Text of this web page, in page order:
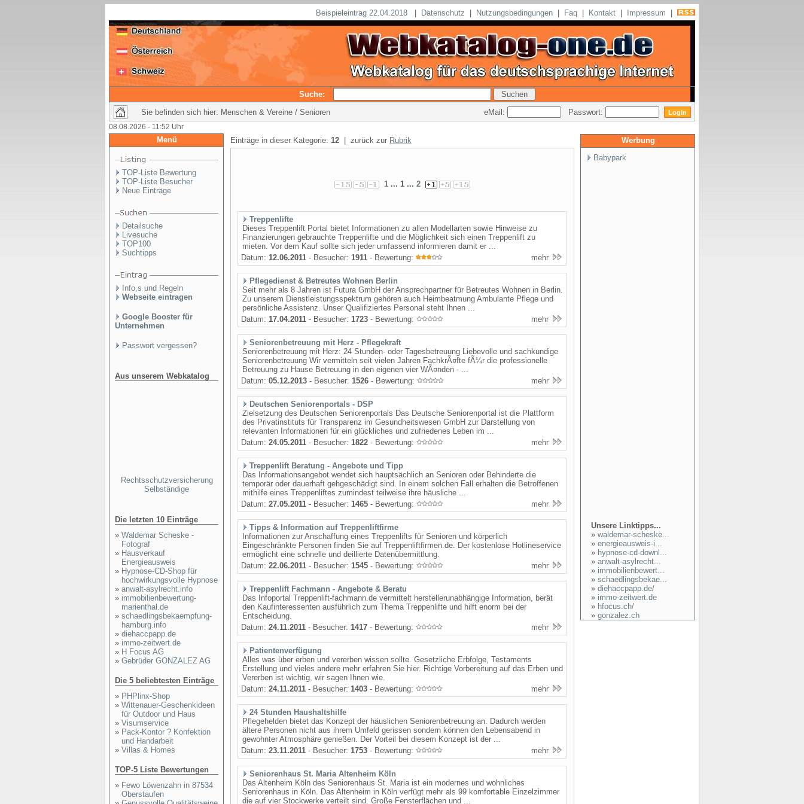
Beispieleintrag 22.04.2018 Datenschutz Nutzungsbedingungen Faq Kontakt Impressum
Suche:
Sie befinden sich hier: Menschen & Vereine / Senioren
eMail: Passwort:
08.08.2026 - 11:52 Uhr
Menü
TOP-Liste Bewertung
TOP-Liste Besucher
Neue Einträge
Detailsuche
Livesuche
TOP100
Suchtipps
Info,s und Regeln
Webseite eintragen
Google Booster für
Unternehmen
Passwort vergessen?
Aus unserem Webkatalog
Rechtsschutzversicherung
Selbständige
Die letzten 10 Einträge
» Waldemar Scheske -
Fotograf
» Hausverkauf
Energieausweis
» Hypnose-CD-Shop für
hochwirkungsvolle Hypnose
» anwalt-asylrecht.info
» immobilienbewertung-
marienthal.de
» schaedlingsbekaempfung-
hamburg.info
» diehaccpapp.de
» immo-zeitwert.de
» H Focus AG
» Gebrüder GONZALEZ AG
Die 5 beliebtesten Einträge
» PHPlinx-Shop
» Wittenauer-Geschenkideen
für Outdoor und Haus
» Visumservice
» Pack-Kontor ? Konfektion
und Handarbeit
» Villas & Homes
TOP-5 Liste Bewertungen
» Fewo Löwenzahn in 87534
Oberstaufen
Einträge in dieser Kategorie: 12 | zurück zur Rubrik
1... 1 ... 2
Treppenlifte
Dieses Treppenlift Portal bietet Informationen zu allen Modellarten sowie Hinweise zu
Finanzierungen gebrauchte Treppenlifte und die Möglichkeit sich einen Treppenlift zu
mieten. Vor dem Kauf sollte sich jeder umfassend informieren damit er ...
Datum: 12.06.2011 - Besucher: 1911 - Bewertung: mehr
Pflegedienst & Betreutes Wohnen Berlin
Seit mehr als 8 Jahren ist Futura GmbH der Ansprechpartner für Betreutes Wohnen in Berlin.
Zu unserem Dienstleistungsspektrum gehören auch Heimbeatmung Ambulante Pflege und
persönliche Assistenz. Unser Qualifiziertes Personal steht Ihnen ...
Datum: 17.04.2011 - Besucher: 1723 - Bewertung: mehr
Seniorenbetreuung mit Herz - Pflegekraft
Seniorenbetreuung mit Herz: 24 Stunden- oder Tagesbetreuung Liebevolle und sachkundige
Seniorenbetreuung Wir vermitteln seit vielen Jahren FachkrÃ¤fte fÃ¼r die professionelle
Betreuung zu Hause Betreuung in den eigenen vier WÃ¤nden - ...
Datum: 05.12.2013 - Besucher: 1526 - Bewertung: mehr
Deutschen Seniorenportals - DSP
Zielsetzung des Deutschen Seniorenportals Das Deutsche Seniorenportal ist die Plattform
des Privatinstituts für Transparenz im Gesundheitswesen GmbH zur Darstellung von
relevanten Informationen für ein glückliches und zufriedenes Leben im ...
Datum: 24.05.2011 - Besucher: 1822 - Bewertung: mehr
Treppenlift Beratung - Angebote und Tipp
Das Informationsangebot wendet sich hauptsächlich an Senioren oder Behinderte die
temporär oder dauerhaft gehgeschädigt sind. In einem solchen Fall erhalten die Betroffenen
mithilfe eines Treppenliftes zumindest teilweise ihre häusliche ...
Datum: 27.05.2011 - Besucher: 1465 - Bewertung: mehr
Tipps & Information auf Treppenliftfirme
Informationen zur Anschaffung eines Treppenlifts für Senioren und körperlich
Eingeschränkte Personen finden Sie auf Treppenliftfirmen.de. Der kostenlose Hotlineservice
ermöglicht eine schnelle und deillierte Datenübermittlung.
Datum: 22.06.2011 - Besucher: 1545 - Bewertung: mehr
Treppenlift Fachmann - Angebote & Beratu
Das Infoportal Treppenlift-fachmann.de vermittelt herstellerunabhängige Information, berät
den Kaufinteressenten ausführlich zum Thema Treppenlifte und hilft enorm bei der
Entscheidung.
Datum: 24.11.2011 - Besucher: 1417 - Bewertung: mehr
Patientenverfügung
Alles was über erben und vererben wissen sollte. Gesetzliche Erbfolge, Testaments
Erstellung und vieles andere mehr erfahren Sie hier. Richtige Vorbereitung auf das Erben und
Vererben ist wichtig, wir sagen Ihnen wie.
Datum: 24.11.2011 - Besucher: 1403 - Bewertung: mehr
24 Stunden Haushaltshilfe
Pflegehelden bietet das Konzept der häuslichen Seniorenbetreuung an. Dadurch werden
ältere Personen nicht aus ihrem Umfeld gerissen sondern können den Lebensabend in
gewohnter Atmosphäre genießen. Der Vorteil bei diesem Konzept ist der ...
Datum: 23.11.2011 - Besucher: 1753 - Bewertung: mehr
Seniorenhaus St. Maria Altenheim Köln
Das Altenheim Köln des Seniorenhaus St. Maria ist ein modernes und wohnliches
Seniorenhaus in Köln. Das Altenheim in Köln verfügt mehr als 99 komfortable Einzelzimmer
die auf vier Stockwerke verteilt sind. Große Fensterflächen und ...
Werbung
Babypark
Unsere Linktipps...
» waldemar-scheske...
» energieausweis-i...
» hypnose-cd-downl...
» anwalt-asylrecht...
» immobilienbewert...
» schaedlingsbekae...
» diehaccpapp.de/
» immo-zeitwert.de
» hfocus.ch/
» gonzalez.ch